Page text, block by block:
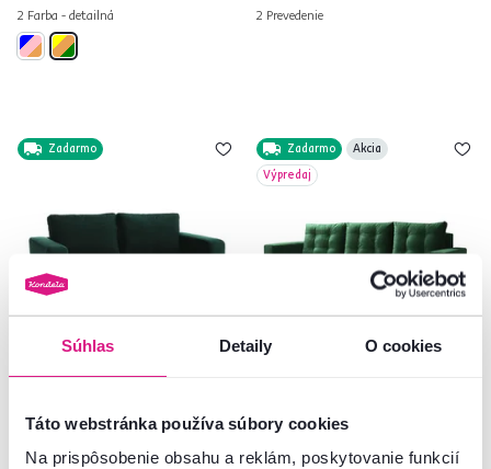
Súhlas Detaily O cookies
Táto webstránka používa súbory cookies
Na prispôsobenie obsahu a reklám, poskytovanie funkcií
2 Farba - detailná 2 Prevedenie
Zadarmo
smaragdová látka, LUANA
Zadarmo
Akcia
Výpredaj
zelená, pravá, BLEKY ROH